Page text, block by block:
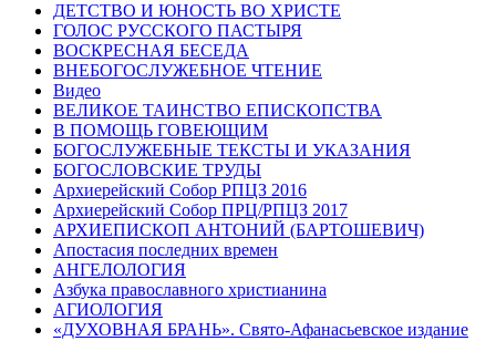
ДЕТСТВО И ЮНОСТЬ ВО ХРИСТЕ
ГОЛОС РУССКОГО ПАСТЫРЯ
ВОСКРЕСНАЯ БЕСЕДА
ВНЕБОГОСЛУЖЕБНОЕ ЧТЕНИЕ
Видео
ВЕЛИКОЕ ТАИНСТВО ЕПИСКОПСТВА
В ПОМОЩЬ ГОВЕЮЩИМ
БОГОСЛУЖЕБНЫЕ ТЕКСТЫ И УКАЗАНИЯ
БОГОСЛОВСКИЕ ТРУДЫ
Архиерейский Собор РПЦЗ 2016
Архиерейский Собор ПРЦ/РПЦЗ 2017
АРХИЕПИСКОП АНТОНИЙ (БАРТОШЕВИЧ)
Апостасия последних времен
АНГЕЛОЛОГИЯ
Азбука православного христианина
АГИОЛОГИЯ
«ДУХОВНАЯ БРАНЬ». Свято-Афанасьевское издание